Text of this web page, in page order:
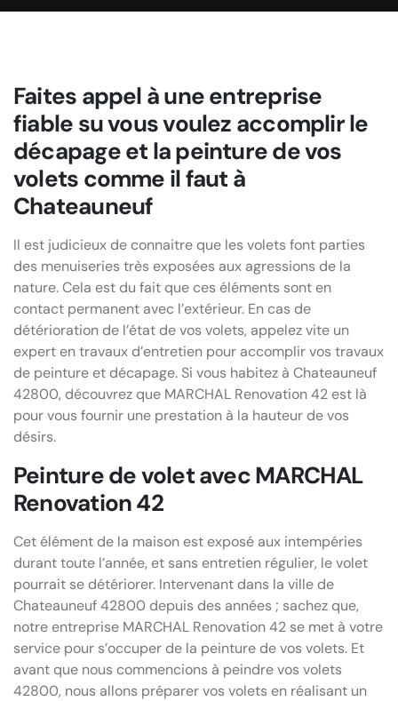
Faites appel à une entreprise
fiable su vous voulez accomplir le
décapage et la peinture de vos
volets comme il faut à
Chateauneuf
Il est judicieux de connaitre que les volets font parties
des menuiseries très exposées aux agressions de la
nature. Cela est du fait que ces éléments sont en
contact permanent avec l’extérieur. En cas de
détérioration de l’état de vos volets, appelez vite un
expert en travaux d’entretien pour accomplir vos travaux
de peinture et décapage. Si vous habitez à Chateauneuf
42800, découvrez que MARCHAL Renovation 42 est là
pour vous fournir une prestation à la hauteur de vos
désirs.
Peinture de volet avec MARCHAL
Renovation 42
Cet élément de la maison est exposé aux intempéries
durant toute l’année, et sans entretien régulier, le volet
pourrait se détériorer. Intervenant dans la ville de
Chateauneuf 42800 depuis des années ; sachez que,
notre entreprise MARCHAL Renovation 42 se met à votre
service pour s’occuper de la peinture de vos volets. Et
avant que nous commencions à peindre vos volets
42800, nous allons préparer vos volets en réalisant un